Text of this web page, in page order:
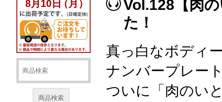
商品検索
Vol.128【肉
た！
真っ白なボディ
ナンバープレー
ついに「肉のい